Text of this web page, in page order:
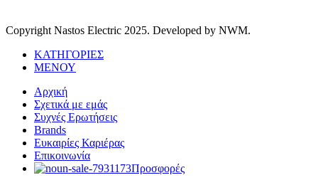
Copyright Nastos Electric 2025. Developed by NWM.
ΚΑΤΗΓΟΡΙΕΣ
ΜΕΝΟΥ
Αρχική
Σχετικά με εμάς
Συχνές Ερωτήσεις
Brands
Ευκαιρίες Καριέρας
Επικοινωνία
Προσφορές